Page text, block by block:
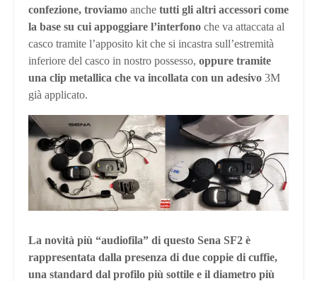
confezione, troviamo anche tutti gli altri accessori come
la base su cui appoggiare l’interfono che va attaccata al
casco tramite l’apposito kit che si incastra sull’estremità
inferiore del casco in nostro possesso, oppure tramite
una clip metallica che va incollata con un adesivo 3M
già applicato.
La novità più “audiofila” di questo Sena SF2 è
rappresentata dalla presenza di due coppie di cuffie,
una standard dal profilo più sottile e il diametro più